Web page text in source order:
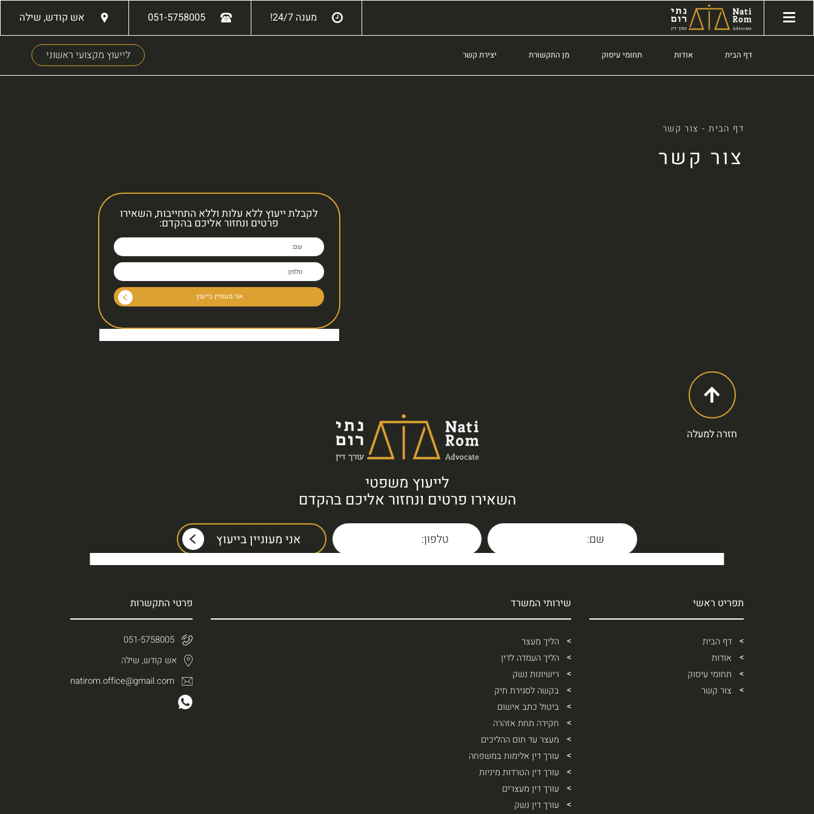
מענה 24/7! 051-5758005 אש קודש, שילה
דף הבית אודות תחומי עיסוק מן התקשורת יצירת קשר לייעוץ מקצועי ראשוני
דף הבית- צור קשר
צור קשר
לקבלת ייעוץ ללא עלות וללא התחייבות, השאירו
פרטים ונחזור אליכם בהקדם:
חזרה למעלה
לייעוץ משפטי
השאירו פרטים ונחזור אליכם בהקדם
תפריט ראשי
דף הבית
אודות
תחומי עיסוק
צור קשר
שירותי המשרד
הליך מעצר
הליך העמדה לדין
רישיונות נשק
בקשה לסגירת תיק
ביטול כתב אישום
חקירה תחת אזהרה
מעצר עד תום ההליכים
עורך דין אלימות במשפחה
עורך דין הטרדות מיניות
עורך דין מעצרים
עורך דין נשק
פרטי התקשרות
051-5758005
אש קודש, שילה
natirom.office@gmail.com